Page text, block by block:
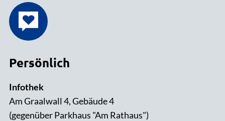
Persönlich
Infothek
Am Graalwall 4, Gebäude 4
(gegenüber Parkhaus "Am Rathaus")